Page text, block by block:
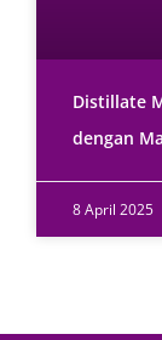
Distillate
dengan
8 April 2025